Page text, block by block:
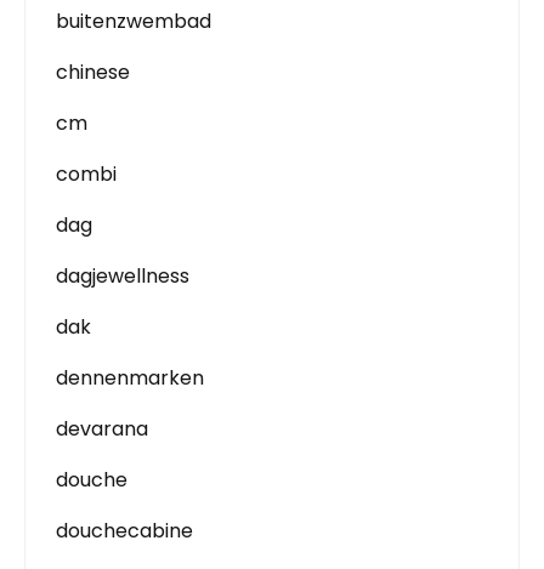
buitenzwembad
chinese
cm
combi
dag
dagjewellness
dak
dennenmarken
devarana
douche
douchecabine